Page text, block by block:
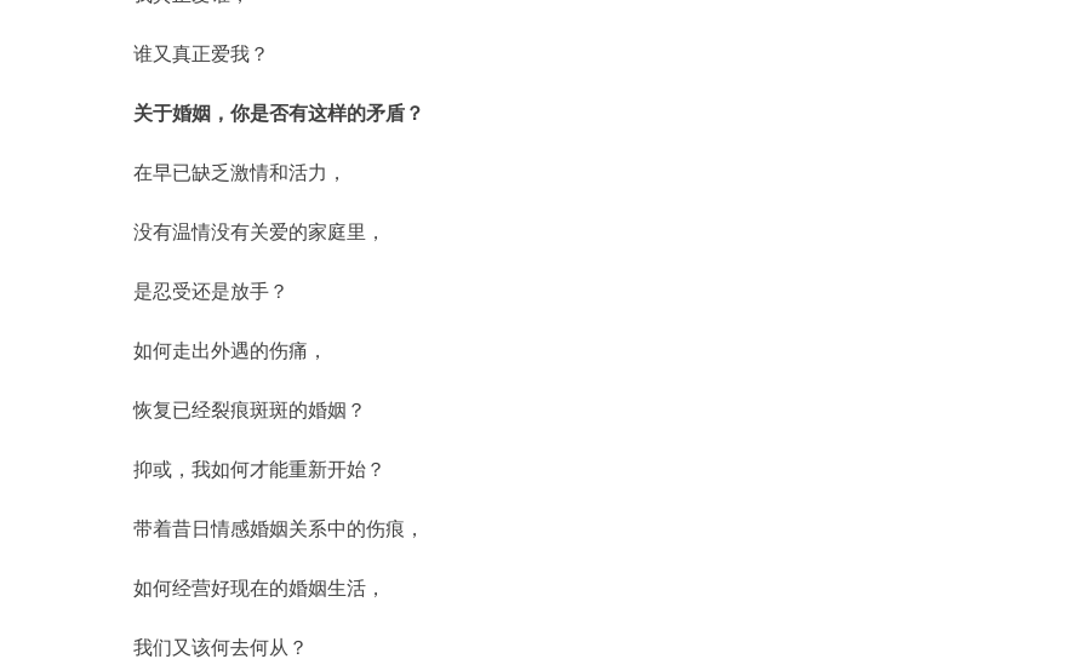
谁又真正爱我？
关于婚姻，你是否有这样的矛盾？
在早已缺乏激情和活力，
没有温情没有关爱的家庭里，
是忍受还是放手？
如何走出外遇的伤痛，
恢复已经裂痕斑斑的婚姻？
抑或，我如何才能重新开始？
带着昔日情感婚姻关系中的伤痕，
如何经营好现在的婚姻生活，
我们又该何去何从？